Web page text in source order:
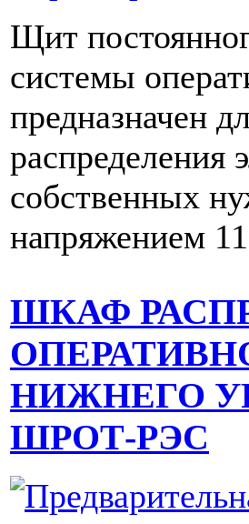
Щит
системы
предназначен
распределения
собственных
напряжением
ШКАФ
НИЖНЕГО
ШРОТ-РЭС